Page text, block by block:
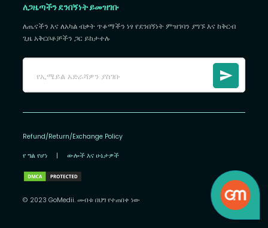
ለጋዜጣችን ደንበኝነት ይመዝገቡ
ለጤናችን እና ለአካል ብቃት ጥቆማችን ነፃ የደንበኝነት ምዝገባን ያግኙ እና ከቅርብ
ጊዜ አቅርቦቶቻችን ጋር ይከታተሉ
Refund/Return/Exchange Policy
የ ግል የሆነ | ውሎች እና ሁኔታዎች
© 2023 GoMedii. መብቱ በህግ የተጠበቀ ነው